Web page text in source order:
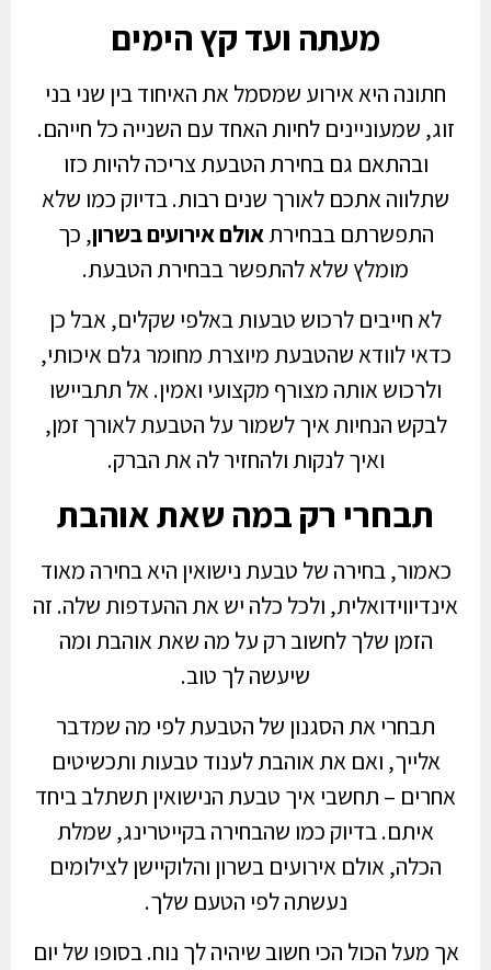
מעתה ועד קץ הימים
חתונה היא אירוע שמסמל את האיחוד בין שני בני
זוג, שמעוניינים לחיות האחד עם השנייה כל חייהם.
ובהתאם גם בחירת הטבעת צריכה להיות כזו
שתלווה אתכם לאורך שנים רבות. בדיוק כמו שלא
התפשרתם בבחירתאולם אירועים בשרון, כך
מומלץ שלא להתפשר בבחירת הטבעת.
לא חייבים לרכוש טבעות באלפי שקלים, אבל כן
כדאי לוודא שהטבעת מיוצרת מחומר גלם איכותי,
ולרכוש אותה מצורף מקצועי ואמין. אל תתביישו
לבקש הנחיות איך לשמור על הטבעת לאורך זמן,
ואיך לנקות ולהחזיר לה את הברק.
תבחרי רק במה שאת אוהבת
כאמור, בחירה של טבעת נישואין היא בחירה מאוד
אינדיווידואלית, ולכל כלה יש את ההעדפות שלה. זה
הזמן שלך לחשוב רק על מה שאת אוהבת ומה
שיעשה לך טוב.
תבחרי את הסגנון של הטבעת לפי מה שמדבר
אלייך, ואם את אוהבת לענוד טבעות ותכשיטים
אחרים – תחשבי איך טבעת הנישואין תשתלב ביחד
איתם. בדיוק כמו שהבחירה בקייטרינג, שמלת
הכלה, אולם אירועים בשרון והלוקיישן לצילומים
נעשתה לפי הטעם שלך.
אך מעל הכול הכי חשוב שיהיה לך נוח. בסופו של יום